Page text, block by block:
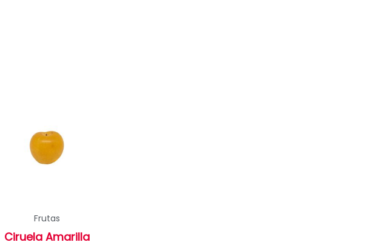
Frutas
Ciruela Amarilla